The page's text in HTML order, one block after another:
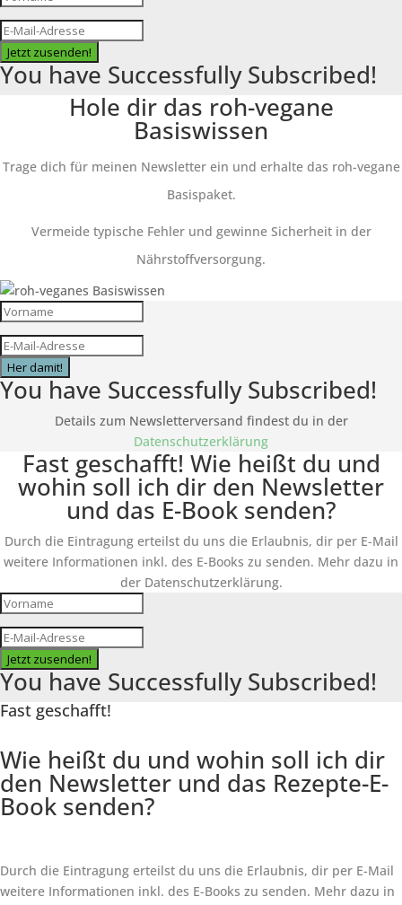
Jetzt zusenden!
You have Successfully Subscribed!
Hole dir das roh-vegane
Basiswissen
Trage dich für meinen Newsletter ein und erhalte das roh-vegane
Basispaket.
Vermeide typische Fehler und gewinne Sicherheit in der
Nährstoffversorgung.
Her damit!
You have Successfully Subscribed!
Details zum Newsletterversand findest du in der
Datenschutzerklärung
Fast geschafft! Wie heißt du und
wohin soll ich dir den Newsletter
und das E-Book senden?
Durch die Eintragung erteilst du uns die Erlaubnis, dir per E-Mail
weitere Informationen inkl. des E-Books zu senden. Mehr dazu in
der Datenschutzerklärung.
Jetzt zusenden!
You have Successfully Subscribed!
Fast geschafft!
Wie heißt du und wohin soll ich dir
den Newsletter und das Rezepte-E-
Book senden?
Durch die Eintragung erteilst du uns die Erlaubnis, dir per E-Mail
weitere Informationen inkl. des E-Books zu senden. Mehr dazu in